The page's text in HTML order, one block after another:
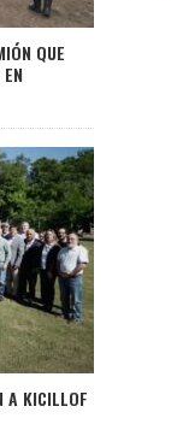
QUE
A KICILLOF